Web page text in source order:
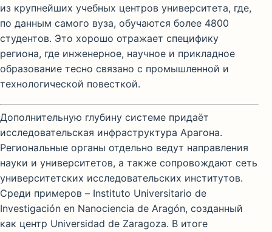
из крупнейших учебных центров университета, где,
по данным самого вуза, обучаются более 4800
студентов. Это хорошо отражает специфику
региона, где инженерное, научное и прикладное
образование тесно связано с промышленной и
технологической повесткой.
Дополнительную глубину системе придаёт
исследовательская инфраструктура Арагона.
Региональные органы отдельно ведут направления
науки и университетов, а также сопровождают сеть
университетских исследовательских институтов.
Среди примеров – Instituto Universitario de
Investigación en Nanociencia de Aragón, созданный
как центр Universidad de Zaragoza. В итоге